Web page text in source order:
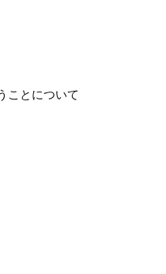
ことについて